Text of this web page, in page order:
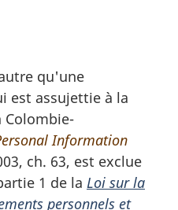
qu'une
est assujettie à la
Colombie-
Information
ch. 63, est exclue
1 de la Loi sur la
personnels et